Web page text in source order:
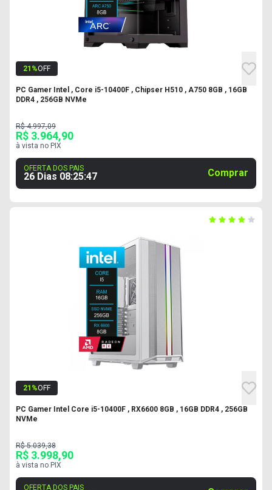
21 %OFF
PC Gamer Intel , Core i5-10400F , Chipser H510 , A750 8GB , 16GB
DDR4 , 256GB NVMe
R$ 4.997,09
R$ 3.964,90
à vista no PIX
OFERTA DOS PAIS
26 Dias 08:25:46 Comprar
21 %OFF
PC Gamer Intel Core i5-10400F , RX6600 8GB , 16GB DDR4 , 256GB
NVMe
R$ 5.039,38
R$ 3.998,90
à vista no PIX
OFERTA DOS PAIS